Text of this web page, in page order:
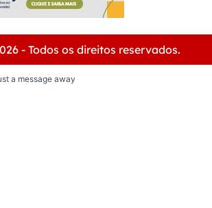
- Todos os direitos reservados.
a message away